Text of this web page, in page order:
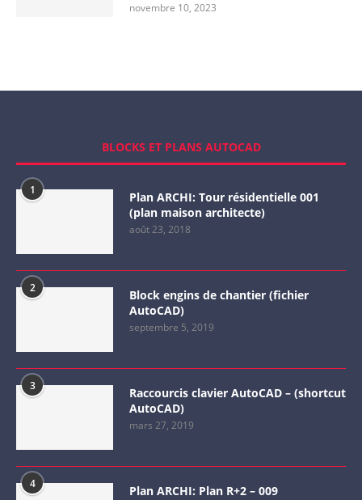
novembre 10, 2023
BLOCKS ET PLANS AUTOCAD
1
Plan ARCHI: Tour résidentielle 001
(plan maison architecte)
août 23, 2018
2
Block engins de chantier (fichier
AutoCAD)
septembre 5, 2019
3
Raccourcis clavier AutoCAD – (shortcut
AutoCAD)
mars 27, 2019
4 Plan ARCHI: Plan R+2 – 009